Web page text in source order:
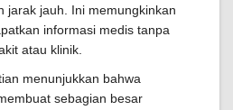
jarak jauh. Ini memungkinkan
informasi medis tanpa
atau klinik.
menunjukkan bahwa
sebagian besar